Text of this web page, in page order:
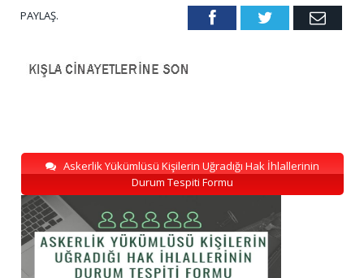
PAYLAŞ. FacebookTwitter Email
Askerlik Yükümlüsü Kişilerin Uğradığı Hak İhlallerinin
Durum Tespiti Formu